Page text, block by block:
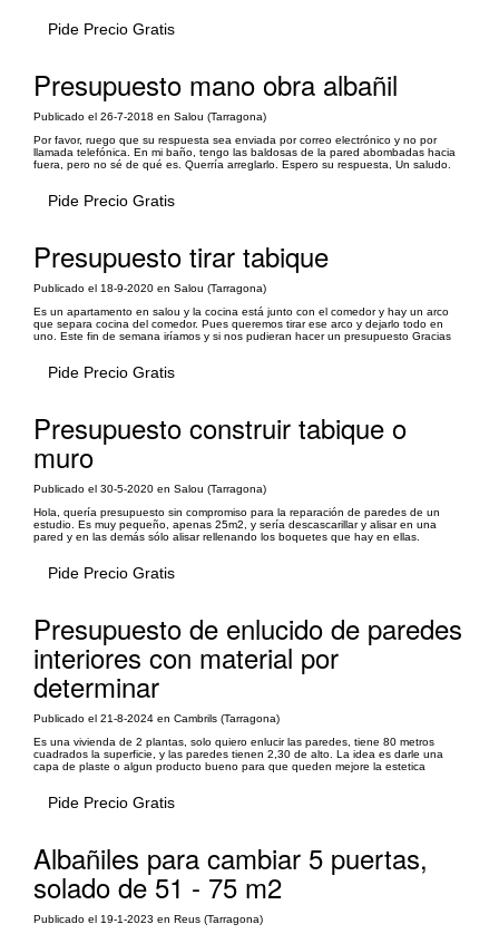
Pide Precio Gratis
Presupuesto mano obra albañil
Publicado el 26-7-2018 en Salou (Tarragona)
Por favor, ruego que su respuesta sea enviada por correo electrónico y no por
llamada telefónica. En mi baño, tengo las baldosas de la pared abombadas hacia
fuera, pero no sé de qué es. Querría arreglarlo. Espero su respuesta, Un saludo.
Pide Precio Gratis
Presupuesto tirar tabique
Publicado el 18-9-2020 en Salou (Tarragona)
Es un apartamento en salou y la cocina está junto con el comedor y hay un arco
que separa cocina del comedor. Pues queremos tirar ese arco y dejarlo todo en
uno. Este fin de semana iríamos y si nos pudieran hacer un presupuesto Gracias
Pide Precio Gratis
Presupuesto construir tabique o
muro
Publicado el 30-5-2020 en Salou (Tarragona)
Hola, quería presupuesto sin compromiso para la reparación de paredes de un
estudio. Es muy pequeño, apenas 25m2, y sería descascarillar y alisar en una
pared y en las demás sólo alisar rellenando los boquetes que hay en ellas.
Pide Precio Gratis
Presupuesto de enlucido de paredes
interiores con material por
determinar
Publicado el 21-8-2024 en Cambrils (Tarragona)
Es una vivienda de 2 plantas, solo quiero enlucir las paredes, tiene 80 metros
cuadrados la superficie, y las paredes tienen 2,30 de alto. La idea es darle una
capa de plaste o algun producto bueno para que queden mejore la estetica
Pide Precio Gratis
Albañiles para cambiar 5 puertas,
solado de 51 - 75 m2
Publicado el 19-1-2023 en Reus (Tarragona)